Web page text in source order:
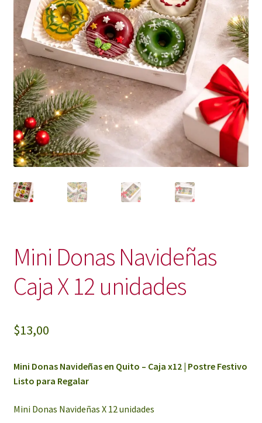
Mini Donas Navideñas
Caja X 12 unidades
$13,00
Mini Donas Navideñas en Quito – Caja x12 | Postre Festivo
Listo para Regalar
Mini Donas Navideñas X 12 unidades